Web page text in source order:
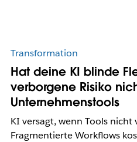
Transformation
Hat deine KI blinde
verborgene Risiko
Unternehmenstools
KI versagt, wenn Tools nicht
Fragmentierte Workflows